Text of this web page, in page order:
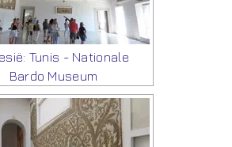
Tunis - Nationale
Bardo Museum